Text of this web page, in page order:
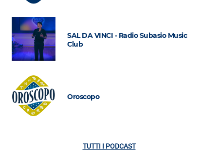
SAL DA VINCI - Radio Subasio Music
Club
Oroscopo
TUTTI I PODCAST